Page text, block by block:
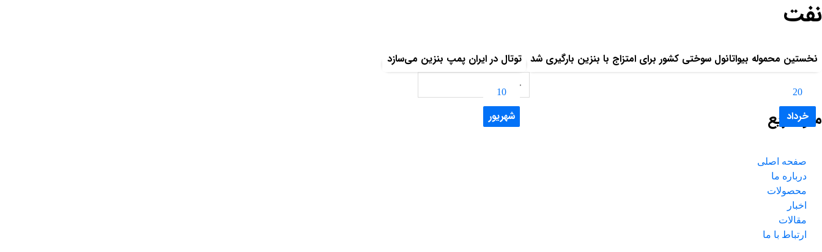
نفت
نخستین محموله بیواتانول سوختی کشور برای امتزاج با بنزین بارگیری شد
20
خرداد
توتال در ایران پمپ بنزین‌ می‌سازد
10
شهریور منو سریع
صفحه اصلی
درباره ما
محصولات
اخبار
مقالات
ارتباط با ما